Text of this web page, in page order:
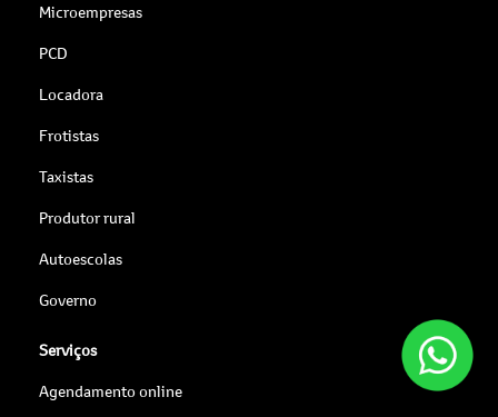
Microempresas
PCD
Locadora
Frotistas
Taxistas
Produtor rural
Autoescolas
Governo
Serviços
Agendamento online